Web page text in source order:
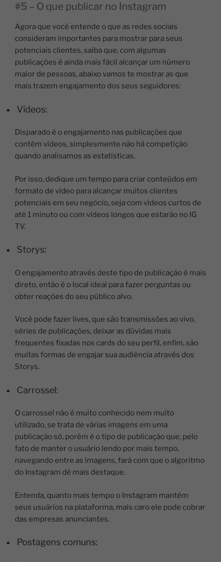
#5 – O que publicar no Instagram
Agora que você entende o que as redes sociais
consideram importantes para mostrar para seus
potenciais clientes, saiba que, com algumas
publicações é ainda mais fácil alcançar um número
maior de pessoas, abaixo vamos te mostrar as que
mais trazem engajamento dos seus seguidores:
Vídeos:
Disparado é o engajamento nas publicações que
contém vídeos, simplesmente não há competição
quando analisamos as estatísticas.
Por isso, dedique um tempo para criar conteúdos em
formato de vídeo para alcançar muitos clientes
potenciais em seu negócio, seja com vídeos curtos de
até 1 minuto ou com vídeos longos que estarão no IG
TV.
Storys:
O engajamento através deste tipo de publicação é mais
direto, então é o local ideal para fazer perguntas ou
obter reações do seu público alvo.
Você pode fazer lives, que são transmissões ao vivo,
séries de publicações, deixar as dúvidas mais
frequentes fixadas nos cards do seu perfil, enfim, são
muitas formas de engajar sua audiência através dos
Storys.
Carrossel:
O carrossel não é muito conhecido nem muito
utilizado, se trata de várias imagens em uma
publicação só, porém é o tipo de publicação que, pelo
fato de manter o usuário lendo por mais tempo,
navegando entre as imagens, fará com que o algoritmo
do Instagram dê mais destaque.
Entenda, quanto mais tempo o Instagram mantém
seus usuários na plataforma, mais caro ele pode cobrar
das empresas anunciantes.
Postagens comuns: